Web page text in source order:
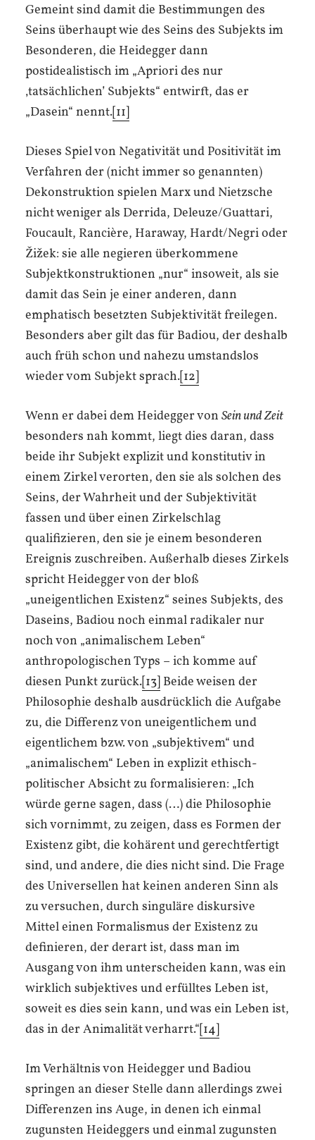
Gemeint sind damit die Bestimmungen des
Seins überhaupt wie des Seins des Subjekts im
Besonderen, die Heidegger dann
postidealistisch im „Apriori des nur
‚tatsächlichen’ Subjekts“ entwirft, das er
„Dasein“ nennt.[11]
Dieses Spiel von Negativität und Positivität im
Verfahren der (nicht immer so genannten)
Dekonstruktion spielen Marx und Nietzsche
nicht weniger als Derrida, Deleuze/Guattari,
Foucault, Rancière, Haraway, Hardt/Negri oder
Žižek: sie alle negieren überkommene
Subjektkonstruktionen „nur“ insoweit, als sie
damit das Sein je einer anderen, dann
emphatisch besetzten Subjektivität freilegen.
Besonders aber gilt das für Badiou, der deshalb
auch früh schon und nahezu umstandslos
wieder vom Subjekt sprach.[12]
Wenn er dabei dem Heidegger von Sein und Zeit
besonders nah kommt, liegt dies daran, dass
beide ihr Subjekt explizit und konstitutiv in
einem Zirkel verorten, den sie als solchen des
Seins, der Wahrheit und der Subjektivität
fassen und über einen Zirkelschlag
qualifizieren, den sie je einem besonderen
Ereignis zuschreiben. Außerhalb dieses Zirkels
spricht Heidegger von der bloß
„uneigentlichen Existenz“ seines Subjekts, des
Daseins, Badiou noch einmal radikaler nur
noch von „animalischem Leben“
anthropologischen Typs – ich komme auf
diesen Punkt zurück.[13] Beide weisen der
Philosophie deshalb ausdrücklich die Aufgabe
zu, die Differenz von uneigentlichem und
eigentlichem bzw. von „subjektivem“ und
„animalischem“ Leben in explizit ethisch-
politischer Absicht zu formalisieren: „Ich
würde gerne sagen, dass (…) die Philosophie
sich vornimmt, zu zeigen, dass es Formen der
Existenz gibt, die kohärent und gerechtfertigt
sind, und andere, die dies nicht sind. Die Frage
des Universellen hat keinen anderen Sinn als
zu versuchen, durch singuläre diskursive
Mittel einen Formalismus der Existenz zu
definieren, der derart ist, dass man im
Ausgang von ihm unterscheiden kann, was ein
wirklich subjektives und erfülltes Leben ist,
soweit es dies sein kann, und was ein Leben ist,
das in der Animalität verharrt.“[14]
Im Verhältnis von Heidegger und Badiou
springen an dieser Stelle dann allerdings zwei
Differenzen ins Auge, in denen ich einmal
zugunsten Heideggers und einmal zugunsten